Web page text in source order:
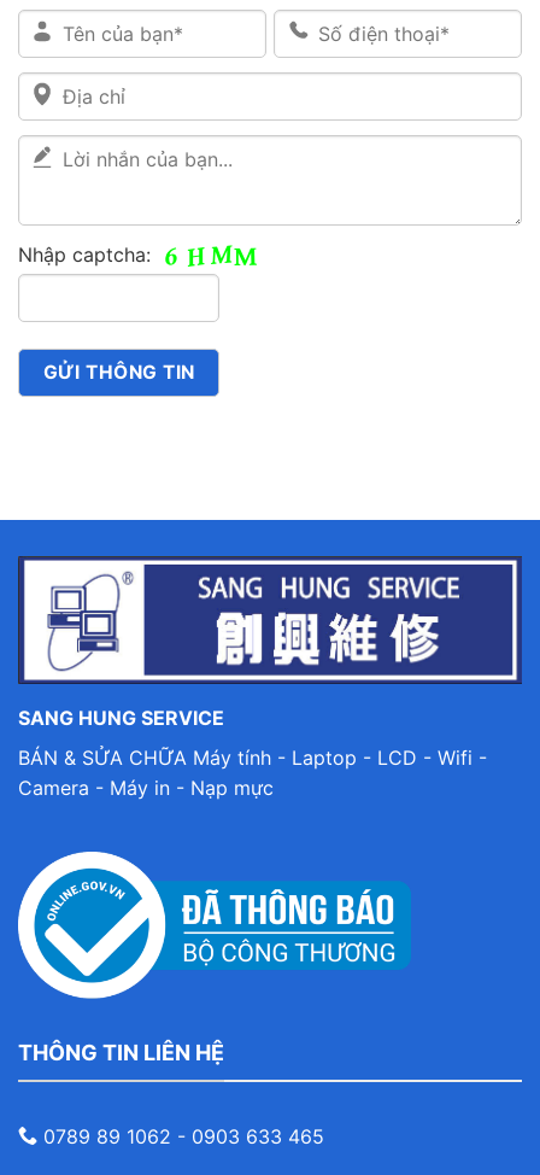
Nhập captcha:
SANG HUNG SERVICE
BÁN & SỬA CHỮA Máy tính - Laptop - LCD - Wifi -
Camera - Máy in - Nạp mực
THÔNG TIN LIÊN HỆ
0789 89 1062 - 0903 633 465